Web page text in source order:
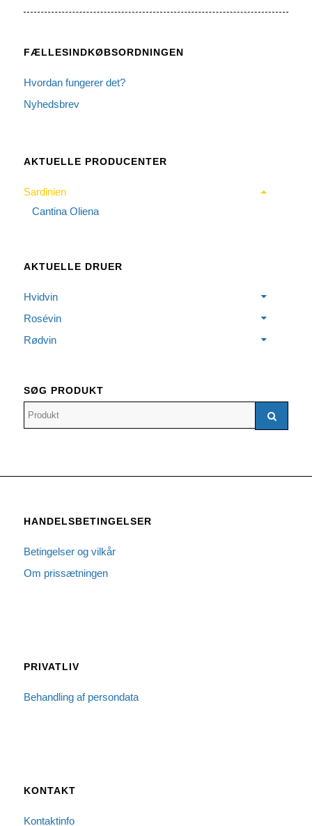
FÆLLESINDKØBSORDNINGEN
Hvordan fungerer det?
Nyhedsbrev
AKTUELLE PRODUCENTER
Sardinien
Cantina Oliena
AKTUELLE DRUER
Hvidvin
Rosévin
Rødvin
SØG PRODUKT
HANDELSBETINGELSER
Betingelser og vilkår
Om prissætningen
PRIVATLIV
Behandling af persondata
KONTAKT
Kontaktinfo